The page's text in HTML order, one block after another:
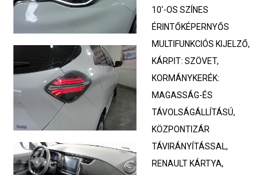
10'-OS SZÍNES
ÉRINTŐKÉPERNYŐS
MULTIFUNKCIÓS KIJELZŐ,
KÁRPIT: SZÖVET,
KORMÁNYKERÉK:
MAGASSÁG-ÉS
TÁVOLSÁGÁLLÍTÁSÚ,
KÖZPONTIZÁR
TÁVIRÁNYÍTÁSSAL,
RENAULT KÁRTYA,